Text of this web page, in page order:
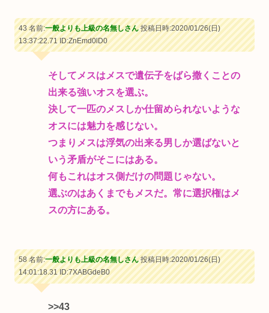
43 名前:一般よりも上級の名無しさん投稿日時:2020/01/26(日)
13:37:22.71ID:ZnEmd0lD0
そしてメスはメスで遺伝子をばら撒くことの
出来る強いオスを選ぶ。
決して一匹のメスしか仕留められないような
オスには魅力を感じない。
つまりメスは浮気の出来る男しか選ばないと
いう矛盾がそこにはある。
何もこれはオス側だけの問題じゃない。
選ぶのはあくまでもメスだ。常に選択権はメ
スの方にある。
58 名前:一般よりも上級の名無しさん投稿日時:2020/01/26(日)
14:01:18.31ID:7XABGdeB0
>>43